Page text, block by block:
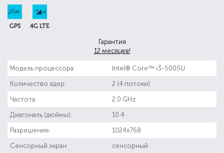
GPS 4G LTE
Гарантия
12 месяцев!
Модель процессора: Intel® Core™ i3-5005U
Количество ядер: 2 (4 потоки)
Частота: 2.0 GHz
Диагональ (дюймы): 10.4
Разрешение: 1024x768
Сенсорный экран: сенсорный